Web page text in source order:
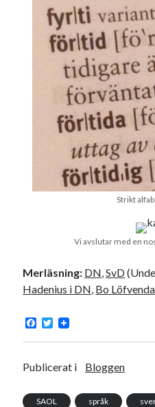
Strikt
Vi avslutar med en
Merläsning: DN,SvD
Hadenius i DN, Bo
F
c
b
k
T
i
t
Publicerat i Bloggen
SAOL språk